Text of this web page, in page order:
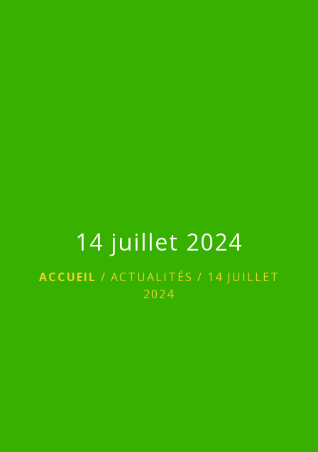
14 juillet 2024
ACCUEIL / ACTUALITÉS / 14 JUILLET
2024